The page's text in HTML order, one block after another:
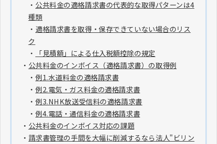
・ 公共料金の適格請求書の代表的な取得パターンは4
種類
・ 適格請求書を取得・保存できていない場合のリス
ク
・
「見積額」による仕入税額控除の規定
・ 公共料金のインボイス（適格請求書）の取得例
・ 例1.水道料金の適格請求書
・ 例2.電気・ガス料金の適格請求書
・ 例3.NHK放送受信料の適格請求書
・ 例4.電話・通信料金の適格請求書
・ 公共料金のインボイス対応の課題
・ 請求書管理の手間を大幅に削減するなら法人"ビリン